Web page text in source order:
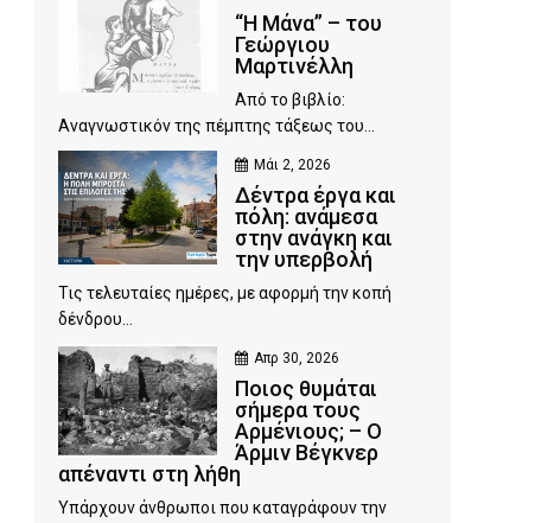
“Η Μάνα” – του
Γεώργιου
Μαρτινέλλη
Από το βιβλίο:
Αναγνωστικόν της πέμπτης τάξεως του...
Μάι 2, 2026
Δέντρα έργα και
πόλη: ανάμεσα
στην ανάγκη και
την υπερβολή
Τις τελευταίες ημέρες, με αφορμή την κοπή
δένδρου...
Απρ 30, 2026
Ποιος θυμάται
σήμερα τους
Αρμένιους; – Ο
Άρμιν Βέγκνερ
απέναντι στη λήθη
Υπάρχουν άνθρωποι που καταγράφουν την